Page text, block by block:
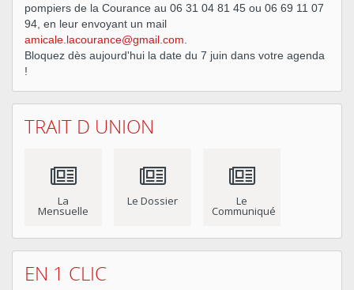
pompiers de la Courance au 06 31 04 81 45 ou 06 69 11 07
94, en leur envoyant un mail
amicale.lacourance@gmail.com
Bloquez dès aujourd'hui la date du 7 juin dans votre agenda
!
TRAIT D UNION
La
Mensuelle
Le Dossier Le
Communiqué
EN 1 CLIC